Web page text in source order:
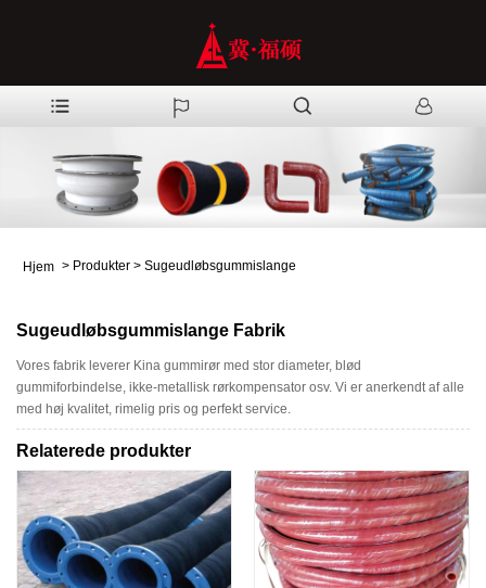
Hjem > Produkter > Sugeudløbsgummislange
Sugeudløbsgummislange Fabrik
Vores fabrik leverer Kina gummirør med stor diameter, blød
gummiforbindelse, ikke-metallisk rørkompensator osv. Vi er anerkendt af alle
med høj kvalitet, rimelig pris og perfekt service.
Relaterede produkter